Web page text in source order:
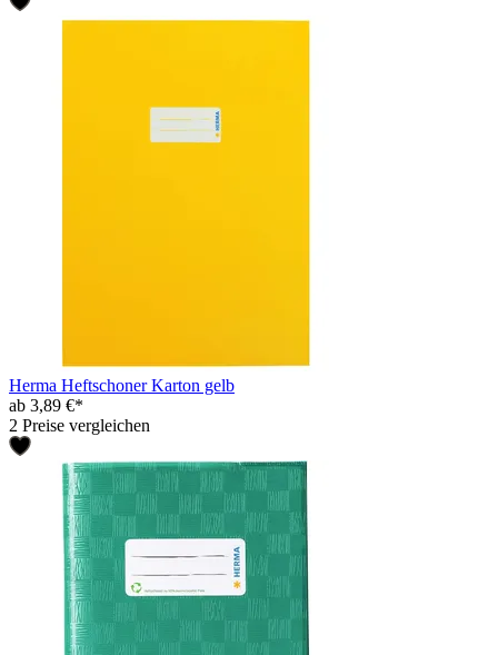
Herma Heftschoner Karton gelb
ab 3,89 €*
2 Preise vergleichen